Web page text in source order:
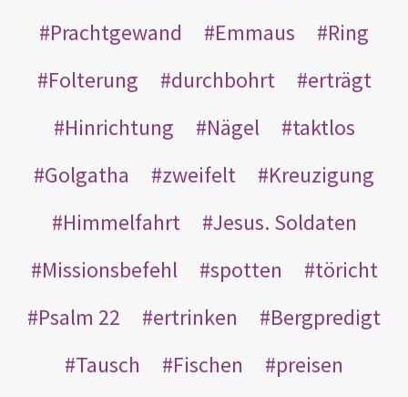
Prachtgewand
Emmaus
Ring
Folterung
durchbohrt
erträgt
Hinrichtung
Nägel
taktlos
Golgatha
zweifelt
Kreuzigung
Himmelfahrt
Jesus. Soldaten
Missionsbefehl
spotten
töricht
Psalm 22
ertrinken
Bergpredigt
Tausch
Fischen
preisen